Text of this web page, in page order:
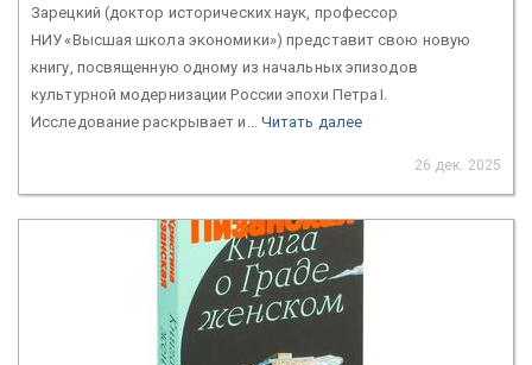
Зарецкий (доктор исторических наук, профессор
НИУ «Высшая школа экономики») представит свою новую
книгу, посвященную одному из начальных эпизодов
культурной модернизации России эпохи Петра I.
Исследование раскрывает и... Читать далее
26 дек. 2025